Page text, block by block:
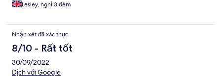
Lesley, nghỉ 3 đêm
Nhận xét đã xác thực
8/10 - Rất tốt
30/09/2022
Dịch với Google